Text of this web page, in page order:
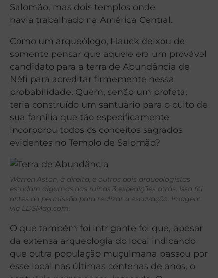
Salomão, mas dois templos onde
havia trabalhado na América Central.
Como um arqueólogo, Hauck deixou de
somente pensar que aquele era um provável
candidato para a terra de Abundância de
Néfi para acreditar firmemente nessa
probabilidade. Quem, senão um profeta,
teria construído um santuário para o culto de
sua família que tão especificamente
incorporou todos os conceitos sagrados
evidentes no Templo de Salomão?
Warren Aston, à direita, e outros dois arqueologistas
estudam algumas das ruínas 3 expedições atrás. Isso foi
antes da permissão para realizar a escavação. Imagem
via LDSMag.com.
O que também foi intrigante foi que, apesar
da extensa arqueologia do local indicando
que outra população muçulmana passou por
esse local nas últimas centenas de anos, o